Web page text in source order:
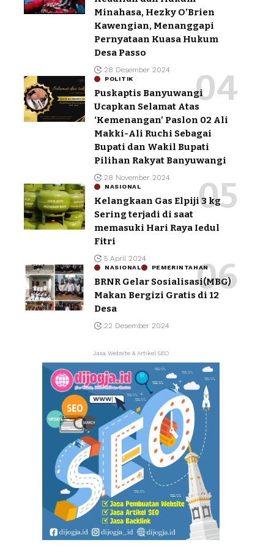
Minahasa, Hezky O’Brien
Kawengian, Menanggapi
Pernyataan Kuasa Hukum
Desa Passo
28 Desember 2024
POLITIK
Puskaptis Banyuwangi
Ucapkan Selamat Atas
‘Kemenangan’ Paslon 02 Ali
Makki-Ali Ruchi Sebagai
Bupati dan Wakil Bupati
Pilihan Rakyat Banyuwangi
28 November 2024
NASIONAL
Kelangkaan Gas Elpiji 3 kg
Sering terjadi di saat
memasuki Hari Raya Iedul
Fitri
5 April 2024
NASIONAL PEMERINTAHAN
BRNR Gelar Sosialisasi(MBG)
Makan Bergizi Gratis di 12
Desa
22 Desember 2024
Jasa Website & Artikel SEO